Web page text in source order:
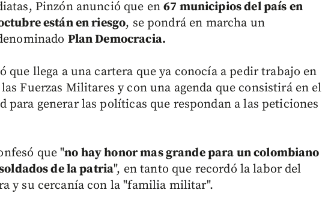
Pinzón anunció que en67 municipios del país en
están en riesgo, se pondrá en marcha un
Plan Democracia.
que llega a una cartera que ya conocía a pedir trabajo en
Fuerzas Militares y con una agenda que consistirá en el
para generar las políticas que respondan a las peticiones
que "no hay honor mas grande para un colombiano
de la patria", en tanto que recordó la labor del
y su cercanía con la "familia militar".